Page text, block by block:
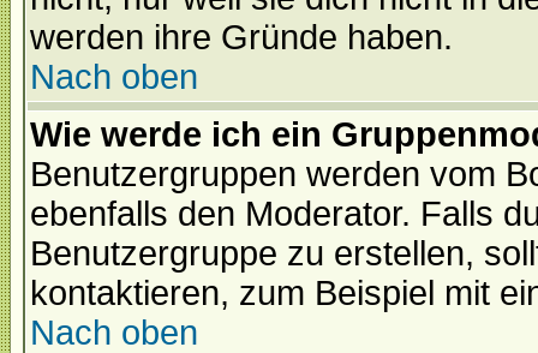
werden ihre Gründe haben.
Nach oben
Wie werde ich ein
Benutzergruppen werden vom
ebenfalls den Moderator. Falls
Benutzergruppe zu erstellen,
kontaktieren, zum Beispiel mit
Nach oben